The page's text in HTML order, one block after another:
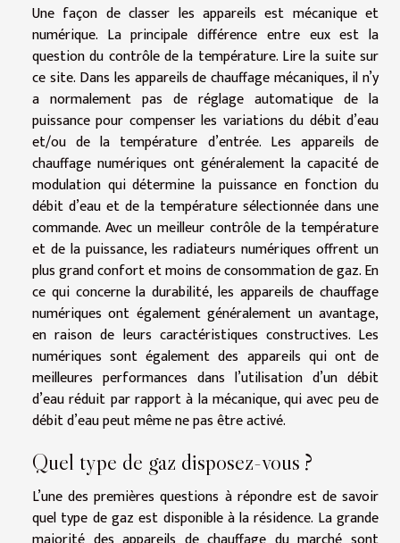
Une façon de classer les appareils est mécanique et
numérique. La principale différence entre eux est la
question du contrôle de la température. Lire la suite sur
ce site. Dans les appareils de chauffage mécaniques, il n’y
a normalement pas de réglage automatique de la
puissance pour compenser les variations du débit d’eau
et/ou de la température d’entrée. Les appareils de
chauffage numériques ont généralement la capacité de
modulation qui détermine la puissance en fonction du
débit d’eau et de la température sélectionnée dans une
commande. Avec un meilleur contrôle de la température
et de la puissance, les radiateurs numériques offrent un
plus grand confort et moins de consommation de gaz. En
ce qui concerne la durabilité, les appareils de chauffage
numériques ont également généralement un avantage,
en raison de leurs caractéristiques constructives. Les
numériques sont également des appareils qui ont de
meilleures performances dans l’utilisation d’un débit
d’eau réduit par rapport à la mécanique, qui avec peu de
débit d’eau peut même ne pas être activé.
Quel type de gaz disposez-vous ?
L’une des premières questions à répondre est de savoir
quel type de gaz est disponible à la résidence. La grande